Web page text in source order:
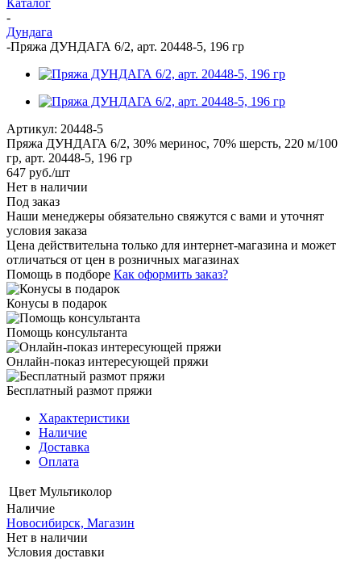
-
Дундага
-Пряжа ДУНДАГА 6/2, арт. 20448-5, 196 гр
Артикул: 20448-5
Пряжа ДУНДАГА 6/2, 30% меринос, 70% шерсть, 220 м/100
гр, арт. 20448-5, 196 гр
647 руб./шт
Нет в наличии
Под заказ
Наши менеджеры обязательно свяжутся с вами и уточнят
условия заказа
Цена действительна только для интернет-магазина и может
отличаться от цен в розничных магазинах
Помощь в подборе Как оформить заказ?
Конусы в подарок
Помощь консультанта
Онлайн-показ интересующей пряжи
Бесплатный размот пряжи
Характеристики
Наличие
Доставка
Оплата
Цвет Мультиколор
Наличие
Новосибирск, Магазин
Нет в наличии
Условия доставки